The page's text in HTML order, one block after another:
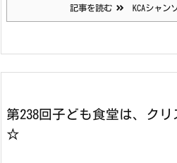
記事を読む KCAシャン
第238回子ども食堂は、ク
☆